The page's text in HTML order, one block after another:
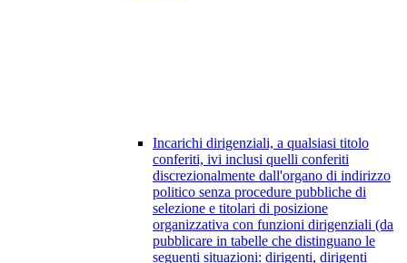
Incarichi dirigenziali, a qualsiasi titolo
conferiti, ivi inclusi quelli conferiti
discrezionalmente dall'organo di indirizzo
politico senza procedure pubbliche di
selezione e titolari di posizione
organizzativa con funzioni dirigenziali (da
pubblicare in tabelle che distinguano le
seguenti situazioni: dirigenti, dirigenti